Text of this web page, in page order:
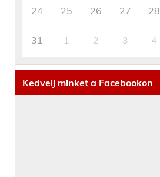
24 25 26 27 28
31 1 2 3 4
Kedvelj minket a Facebookon